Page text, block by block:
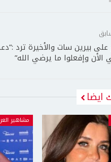
بيرين سات والأخيرة ترد
وإفعلوا ما يرضي الله”
ايضا
مشاهير